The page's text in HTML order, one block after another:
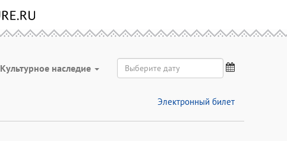
Культурное наследие
Электронный билет